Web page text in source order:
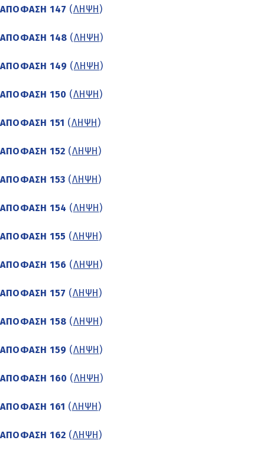
ΑΠΟΦΑΣΗ 147 (ΛΗΨΗ )
ΑΠΟΦΑΣΗ 148 (ΛΗΨΗ )
ΑΠΟΦΑΣΗ 149 (ΛΗΨΗ )
ΑΠΟΦΑΣΗ 150 (ΛΗΨΗ )
ΑΠΟΦΑΣΗ 151 (ΛΗΨΗ )
ΑΠΟΦΑΣΗ 152 (ΛΗΨΗ )
ΑΠΟΦΑΣΗ 153 (ΛΗΨΗ )
ΑΠΟΦΑΣΗ 154 (ΛΗΨΗ )
ΑΠΟΦΑΣΗ 155 (ΛΗΨΗ )
ΑΠΟΦΑΣΗ 156 (ΛΗΨΗ )
ΑΠΟΦΑΣΗ 157 (ΛΗΨΗ )
ΑΠΟΦΑΣΗ 158 (ΛΗΨΗ )
ΑΠΟΦΑΣΗ 159 (ΛΗΨΗ )
ΑΠΟΦΑΣΗ 160 (ΛΗΨΗ )
ΑΠΟΦΑΣΗ 161 (ΛΗΨΗ )
ΑΠΟΦΑΣΗ 162 (ΛΗΨΗ )